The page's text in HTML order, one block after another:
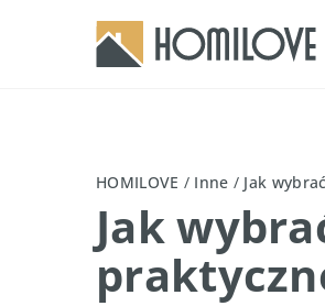
HOMILOVE / Inne / Jak
Jak